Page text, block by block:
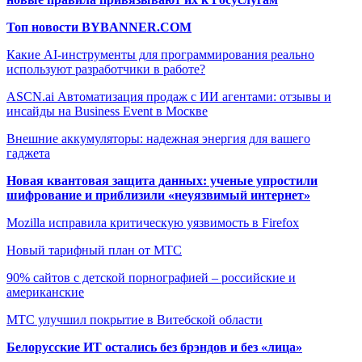
Топ новости BYBANNER.COM
Какие AI-инструменты для программирования реально
используют разработчики в работе?
ASCN.ai Автоматизация продаж с ИИ агентами: отзывы и
инсайды на Business Event в Москве
Внешние аккумуляторы: надежная энергия для вашего
гаджета
Новая квантовая защита данных: ученые упростили
шифрование и приблизили «неуязвимый интернет»
Mozilla исправила критическую уязвимость в Firefox
Новый тарифный план от МТС
90% сайтов с детской порнографией – российские и
американские
МТС улучшил покрытие в Витебской области
Белорусские ИТ остались без брэндов и без «лица»